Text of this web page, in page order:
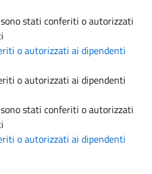
stati conferiti o autorizzati
o autorizzati ai dipendenti
o autorizzati ai dipendenti
stati conferiti o autorizzati
o autorizzati ai dipendenti